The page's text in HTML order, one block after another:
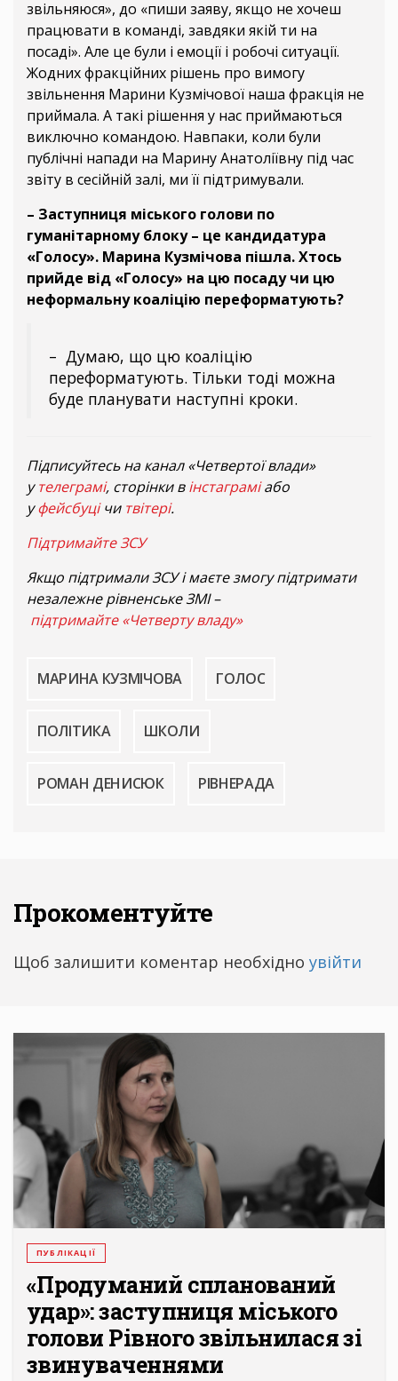
звільняюся», до «пиши заяву, якщо не хочеш
працювати в команді, завдяки якій ти на
посаді». Але це були і емоції і робочі ситуації.
Жодних фракційних рішень про вимогу
звільнення Марини Кузмічової наша фракція не
приймала. А такі рішення у нас приймаються
виключно командою. Навпаки, коли були
публічні напади на Марину Анатоліївну під час
звіту в сесійній залі, ми її підтримували.
– Заступниця міського голови по
гуманітарному блоку – це кандидатура
«Голосу». Марина Кузмічова пішла. Хтось
прийде від «Голосу» на цю посаду чи цю
неформальну коаліцію переформатують?
– Думаю, що цю коаліцію
переформатують. Тільки тоді можна
буде планувати наступні кроки.
Підписуйтесь на канал «Четвертої влади»
утелеграмі, сторінки вінстаграміабо
уфейсбуцічи твітері.
Підтримайте ЗСУ
Якщо підтримали ЗСУ і маєте змогу підтримати
незалежне рівненське ЗМІ –
підтримайте «Четверту владу»
МАРИНА КУЗМІЧОВА ГОЛОС
ПОЛІТИКА ШКОЛИ
РОМАН ДЕНИСЮК РІВНЕРАДА
Прокоментуйте
Щоб залишити коментар необхідно увійти
ПУБЛІКАЦІЇ
«Продуманий спланований
удар»: заступниця міського
голови Рівного звільнилася зі
звинуваченнями